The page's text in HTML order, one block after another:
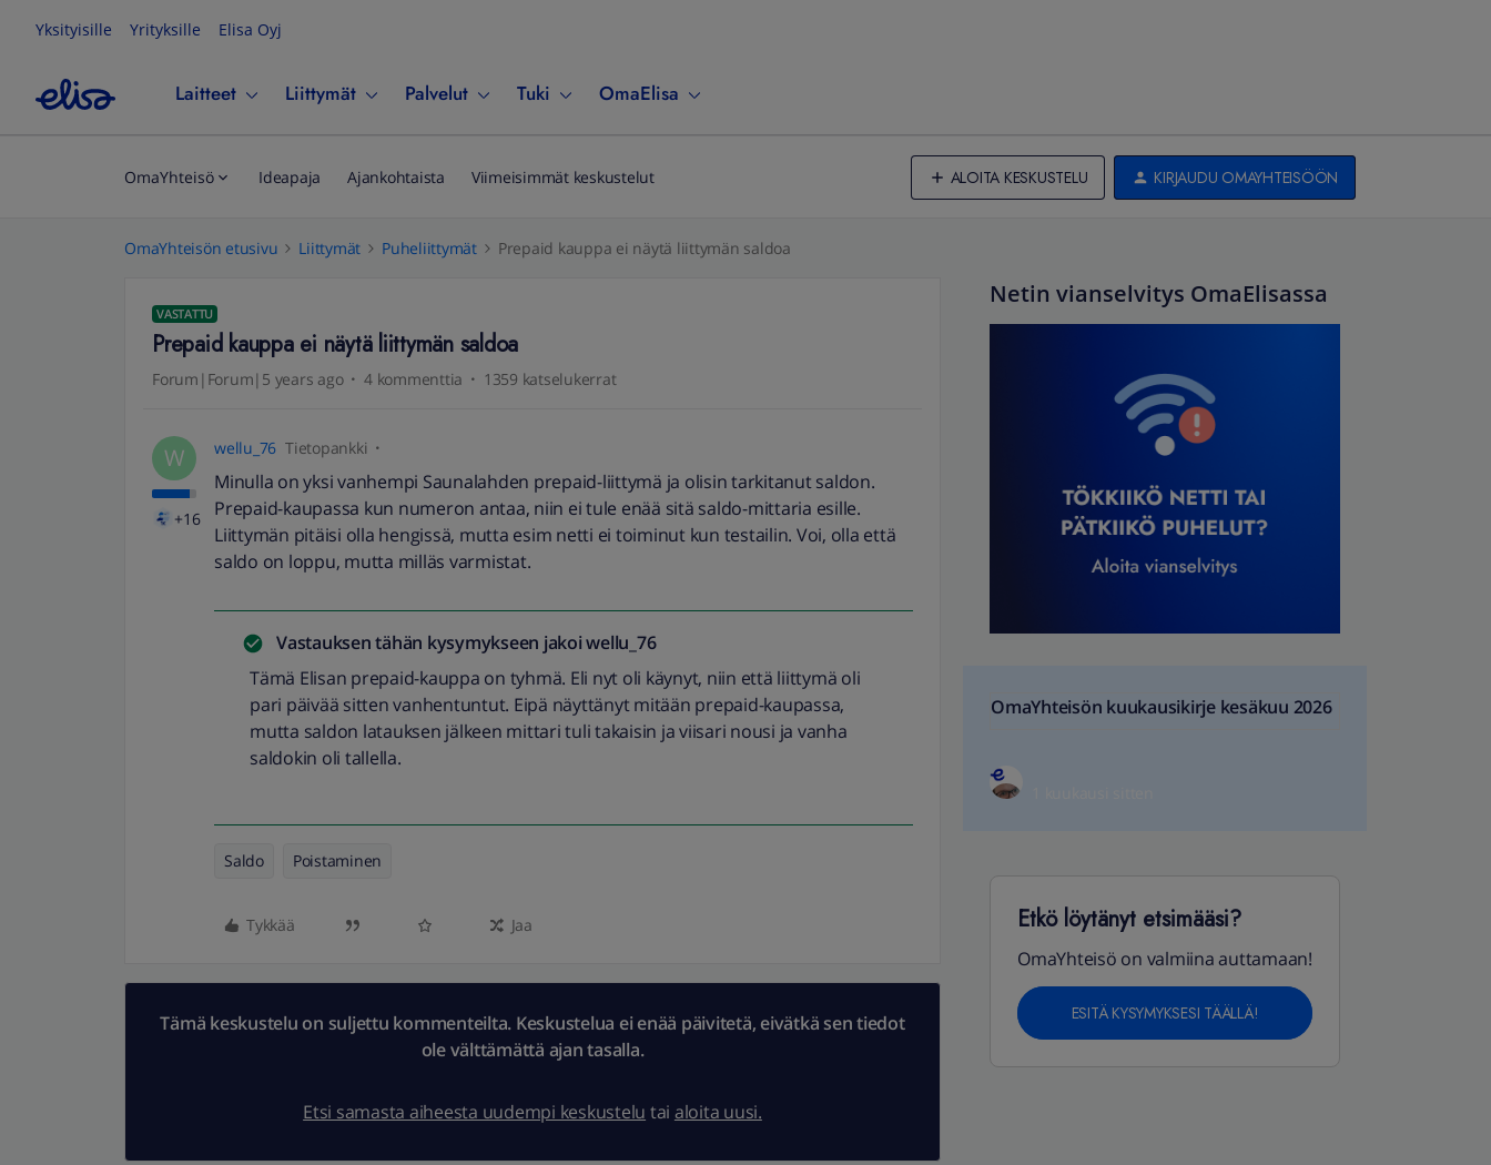
Yksityisille Yrityksille Elisa Oyj
Laitteet Liittymät Palvelut Tuki OmaElisa
OmaYhteisö Ideapaja Ajankohtaista Viimeisimmät keskustelut ALOITA KESKUSTELU KIRJAUDU OMAYHTEISÖÖN
OmaYhteisön etusivu Liittymät Puheliittymät Prepaid kauppa ei näytä liittymän saldoa
VASTATTU
Prepaid kauppa ei näytä liittymän saldoa
Forum|Forum|5 years ago 4 kommenttia 1359 katselukerrat
W
+16
wellu_76 Tietopankki
Minulla on yksi vanhempi Saunalahden prepaid-liittymä ja olisin tarkitanut saldon.
Prepaid-kaupassa kun numeron antaa, niin ei tule enää sitä saldo-mittaria esille.
Liittymän pitäisi olla hengissä, mutta esim netti ei toiminut kun testailin. Voi, olla että
saldo on loppu, mutta milläs varmistat.
Vastauksen tähän kysymykseen jakoiwellu_76
Tämä Elisan prepaid-kauppa on tyhmä. Eli nyt oli käynyt, niin että liittymä oli
pari päivää sitten vanhentuntut. Eipä näyttänyt mitään prepaid-kaupassa,
mutta saldon latauksen jälkeen mittari tuli takaisin ja viisari nousi ja vanha
saldokin oli tallella.
Saldo Poistaminen
Tykkää Jaa
Tämä keskustelu on suljettu kommenteilta. Keskustelua ei enää päivitetä, eivätkä sen tiedot
ole välttämättä ajan tasalla.
Etsi samasta aiheesta uudempi keskustelu tai aloita uusi.
Netin vianselvitys OmaElisassa
OmaYhteisön kuukausikirje kesäkuu 2026
Etkö löytänyt etsimääsi?
OmaYhteisö on valmiina auttamaan!
ESITÄ KYSYMYKSESI TÄÄLLÄ!